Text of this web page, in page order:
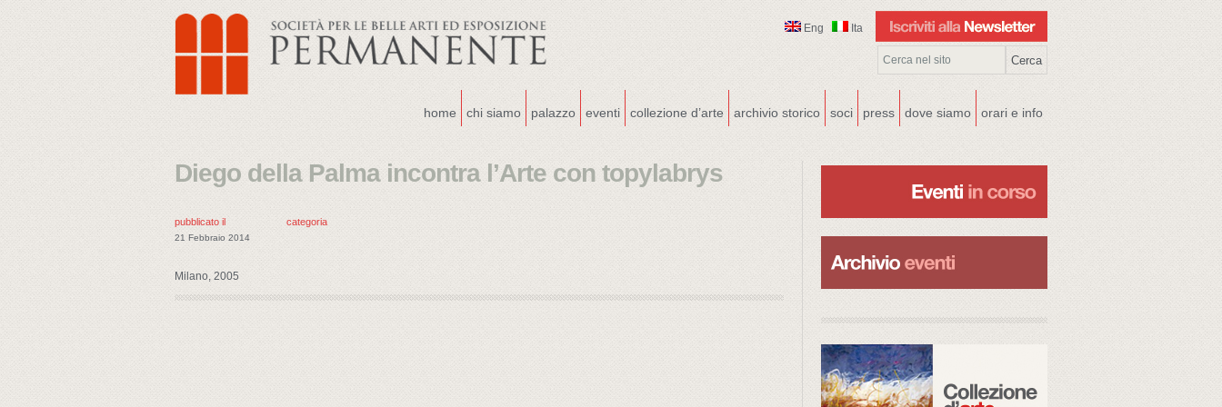
Eng Ita
home chi siamo palazzo eventi collezione d’arte archivio storico soci press dove siamo orari e info
Diego della Palma incontra l’Arte con topylabrys
pubblicato il
21 Febbraio 2014
categoria
Milano, 2005